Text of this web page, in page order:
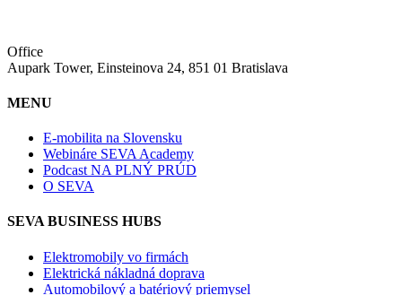
Office
Aupark Tower, Einsteinova 24, 851 01 Bratislava
MENU
E-mobilita na Slovensku
Webináre SEVA Academy
Podcast NA PLNÝ PRÚD
O SEVA
SEVA BUSINESS HUBS
Elektromobily vo firmách
Elektrická nákladná doprava
Automobilový a batériový priemysel